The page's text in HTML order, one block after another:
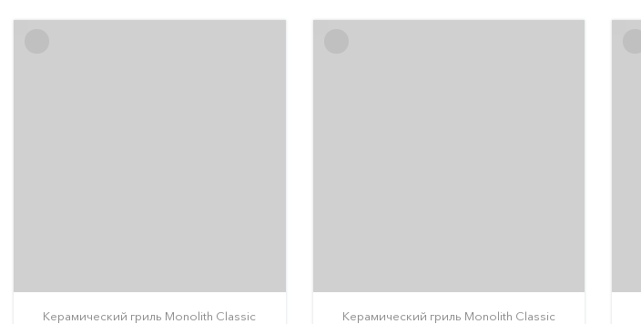
Керамический гриль Monolith Classic
Керамический гриль Monolith Classic